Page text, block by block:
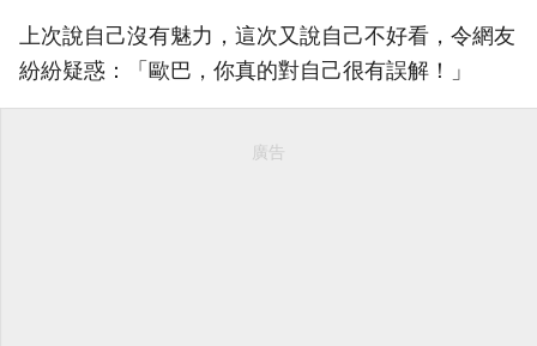
上次說自己沒有魅力，這次又說自己不好看，令網友
紛紛疑惑：「歐巴，你真的對自己很有誤解！」
廣告